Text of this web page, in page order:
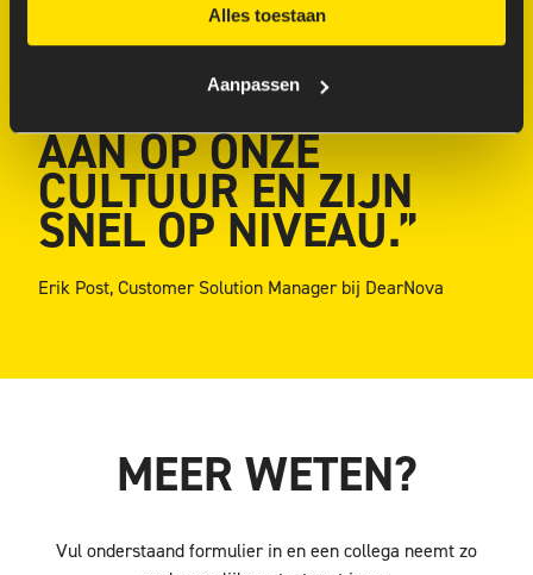
Alles toestaan
Aanpassen
“COLLEGA’S VAN
TEAM ROCKSTARS
SLUITEN NAADLOOS
AAN OP ONZE
CULTUUR EN ZIJN
SNEL OP NIVEAU.”
Erik Post, Customer Solution Manager bij DearNova
MEER WETEN?
Vul onderstaand formulier in en een collega neemt zo